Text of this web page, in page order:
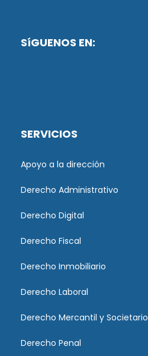
SíGUENOS EN:
SERVICIOS
Apoyo a la dirección
Derecho Administrativo
Derecho Digital
Derecho Fiscal
Derecho Inmobiliario
Derecho Laboral
Derecho Mercantil y Societario
Derecho Penal